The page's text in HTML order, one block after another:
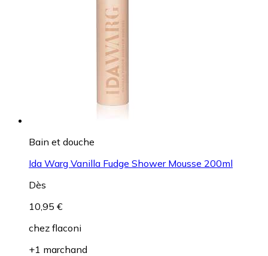
Bain et douche
Ida Warg Vanilla Fudge Shower Mousse 200ml
Dès
10,95 €
chez flaconi
+1 marchand